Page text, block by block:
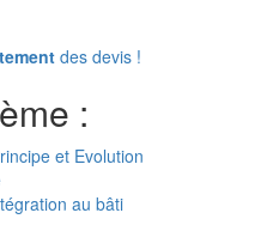
des devis !
:
et Evolution
au bâti